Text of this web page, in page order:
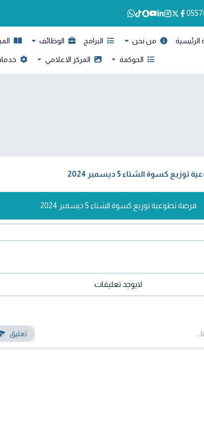
الرئيسية من نحن البرامج الوظائف
الحوكمة المركز الاعلامي
كسوة الشتاء 5 ديسمبر 2024
فرصة تطوعية توزيع كسوة الشتاء 5 ديسمبر 2024
لايوجد تعليقات